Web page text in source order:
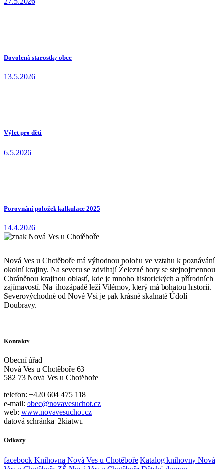
Dovolená starostky obce
13.5.2026
Výlet pro děti
6.5.2026
Porovnání položek kalkulace 2025
14.4.2026
Nová Ves u Chotěboře má výhodnou polohu ve vztahu k poznávání
okolní krajiny. Na severu se zdvihají Železné hory se stejnojmennou
Chráněnou krajinou oblastí, kde je mnoho historických a přírodních
zajímavostí. Na jihozápadě leží Vilémov, který má bohatou historii.
Severovýchodně od Nové Vsi je pak krásné skalnaté Údolí
Doubravy.
Kontakty
Obecní úřad
Nová Ves u Chotěboře 63
582 73 Nová Ves u Chotěboře
telefon: +420 604 475 118
e-mail: obec@novavesuchot.cz
web: www.novavesuchot.cz
datová schránka: 2kiatwu
Odkazy
facebook Knihovna Nová Ves u Chotěboře Katalog knihovny Nová